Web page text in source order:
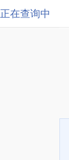
正在查询中